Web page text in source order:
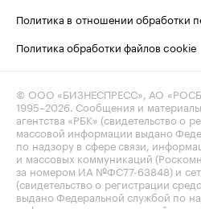
Политика в отношении обработки
Политика обработки файлов cookie
© ООО «БИЗНЕСПРЕСС», АО
1995–2026 . Сообщения и
агентства «РБК» (свидетельство о
массовой информации выдано
по надзору в сфере связи,
и массовых коммуникаций
за номером ИА №ФС77-63848) и
(свидетельство о регистрации
выдано Федеральной службой по